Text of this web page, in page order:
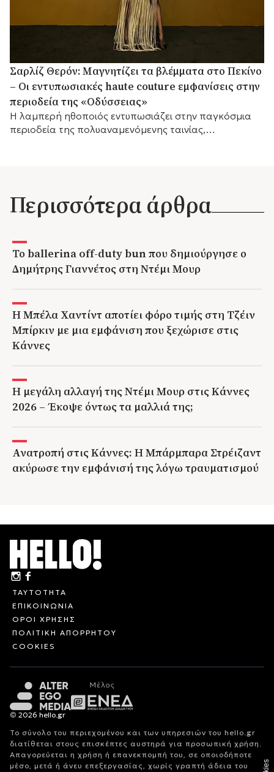
Σαρλίζ Θερόν: Μαγνητίζει τα βλέμματα στο Πεκίνο
– Οι εντυπωσιακές haute couture εμφανίσεις στην
περιοδεία της «Οδύσσειας»
Η λαμπερή ηθοποιός εντυπωσιάζει στην παγκόσμια
περιοδεία της πολυαναμενόμενης ταινίας,
Περισσότερα άρθρα
Το ballerina off-duty bun που δημιούργησε ο
Δημήτρης Γιαννέτος στη Ντέμι Μουρ
Η Μπέλα Χαντίντ αποτίει φόρο τιμής στη Τζέιν
Μπίρκιν με μια εμφάνιση που ξεχώρισε στις
Κάννες
Η μεγάλη αλλαγή της Ντέμι Μουρ στις Κάννες
2026 – Έκοψε όντως τα μαλλιά της;
Ανατροπή στις Κάννες: Η Μπάρμπαρα Στρέιζαντ
ακύρωσε την εμφάνισή της λόγω τραυματισμού
ΤΑΥΤΟΤΗΤΑ
ΕΠΙΚΟΙΝΩΝΙΑ
ΟΡΟΙ ΧΡΗΣΗΣ
ΠΟΛΙΤΙΚΗ ΑΠΟΡΡΗΤΟΥ
COOKIES
© 2026 hello.gr
Το σύνολο του περιεχομένου και των υπηρεσιών του hello.gr
διατίθεται στους επισκέπτες αυστηρά για προσωπική χρήση.
Απαγορεύεται η χρήση ή επανεκπομπή του, σε οποιοδήποτε
μέσο, μετά ή άνευ επεξεργασίας, χωρίς γραπτή άδεια του